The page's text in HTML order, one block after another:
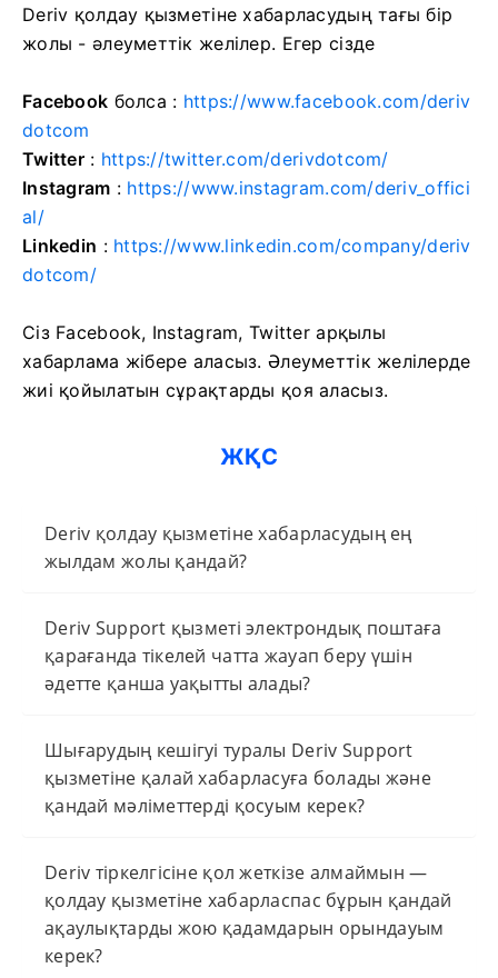
Deriv қолдау қызметіне хабарласудың тағы бір
жолы - әлеуметтік желілер. Егер сізде
Facebook болса : https://www.facebook.com/deriv
dotcom
Twitter: https://twitter.com/derivdotcom/
Instagram : https://www.instagram.com/deriv_offici
al/
Linkedin : https://www.linkedin.com/company/deriv
dotcom/
Сіз Facebook, Instagram, Twitter арқылы
хабарлама жібере аласыз. Әлеуметтік желілерде
жиі қойылатын сұрақтарды қоя аласыз.
ЖҚС
Deriv қолдау қызметіне хабарласудың ең
жылдам жолы қандай?
Deriv Support қызметі электрондық поштаға
қарағанда тікелей чатта жауап беру үшін
әдетте қанша уақытты алады?
Шығарудың кешігуі туралы Deriv Support
қызметіне қалай хабарласуға болады және
қандай мәліметтерді қосуым керек?
Deriv тіркелгісіне қол жеткізе алмаймын —
қолдау қызметіне хабарласпас бұрын қандай
ақаулықтарды жою қадамдарын орындауым
керек?